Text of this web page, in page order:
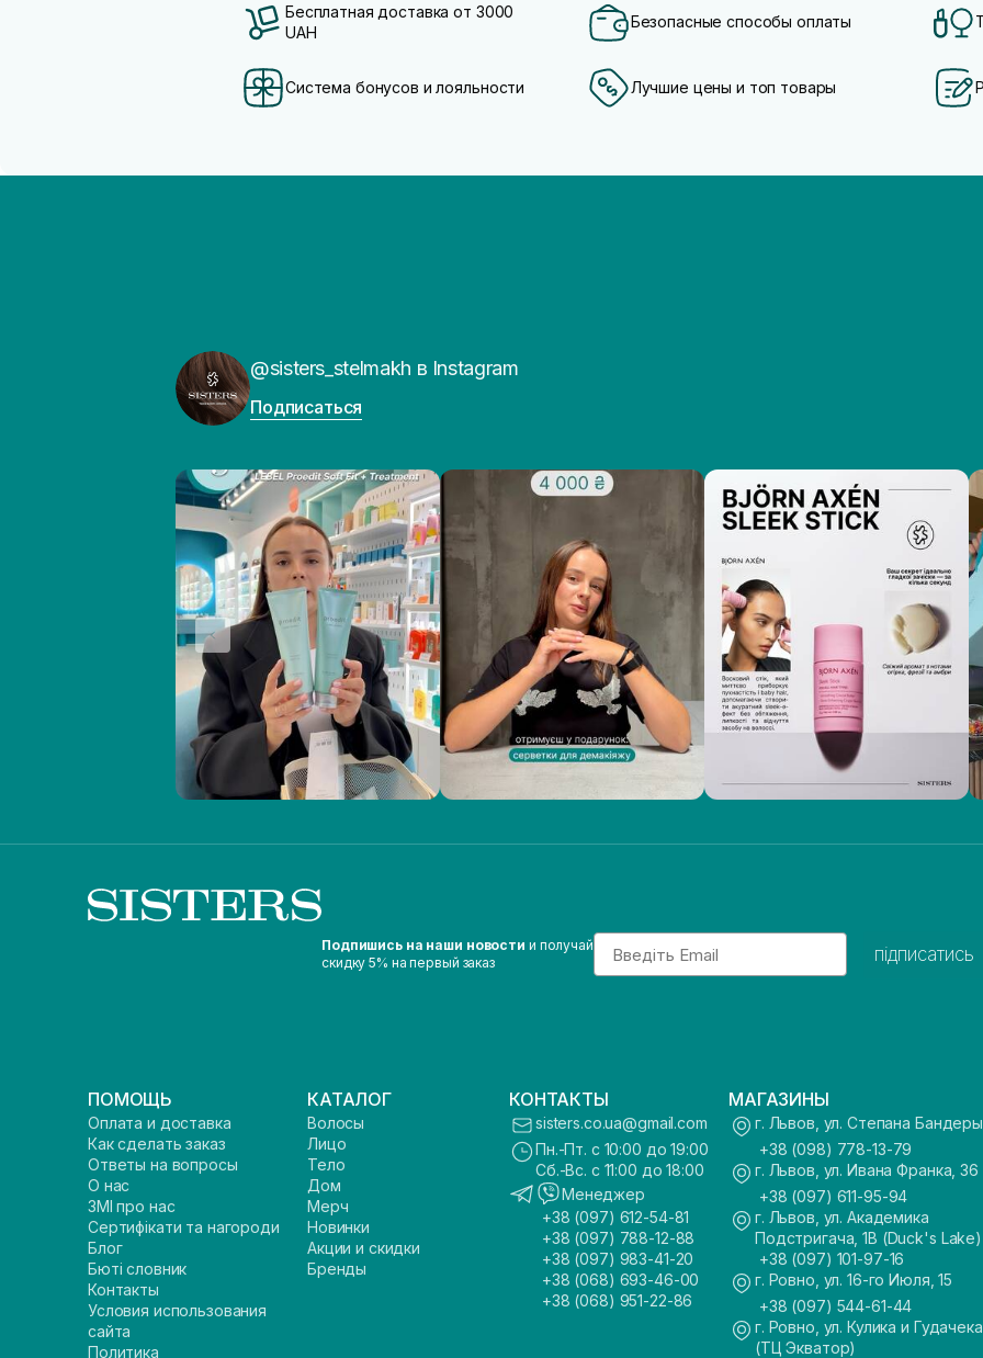
Бесплатная доставка от 3000
UAH
Безопасные способы оплаты
Система бонусов и лояльности Лучшие цены и топ товары
@sisters_stelmakh в Instagram
Подписаться
Подпишись на наши новости и получай
скидку 5% на первый заказ
Email
підписатись
ПОМОЩЬ
Оплата и доставка
Как сделать заказ
Ответы на вопросы
О нас
ЗМІ про нас
Сертифікати та нагороди
Блог
Бюті словник
Контакты
Условия использования
сайта
Политика
КАТАЛОГ
Волосы
Лицо
Тело
Дом
Мерч
Новинки
Акции и скидки
Бренды
КОНТАКТЫ
sisters.co.ua@gmail.com
Пн.-Пт. с 10:00 до 19:00
Сб.-Вс. с 11:00 до 18:00
Менеджер
+38 (097) 612-54-81
+38 (097) 788-12-88
+38 (097) 983-41-20
+38 (068) 693-46-00
+38 (068) 951-22-86
МАГАЗИНЫ
г. Львов, ул. Степана
+38 (098) 778-13-79
г. Львов, ул. Ивана Франка, 36
+38 (097) 611-95-94
г. Львов, ул. Академика
Подстригача, 1В (Duck's Lake)
+38 (097) 101-97-16
г. Ровно, ул. 16-го Июля, 15
+38 (097) 544-61-44
г. Ровно, ул. Кулика и
(ТЦ Экватор)